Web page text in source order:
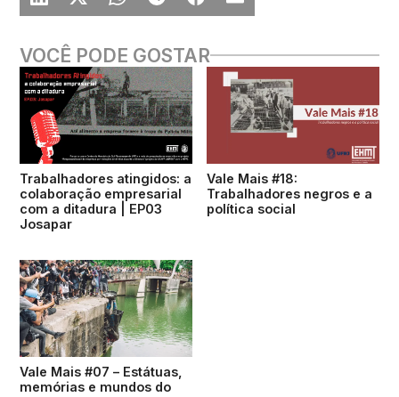
VOCÊ PODE GOSTAR
Trabalhadores atingidos: a
colaboração empresarial
com a ditadura | EP03
Josapar
Vale Mais #18:
Trabalhadores negros e a
política social
Vale Mais #07 – Estátuas,
memórias e mundos do